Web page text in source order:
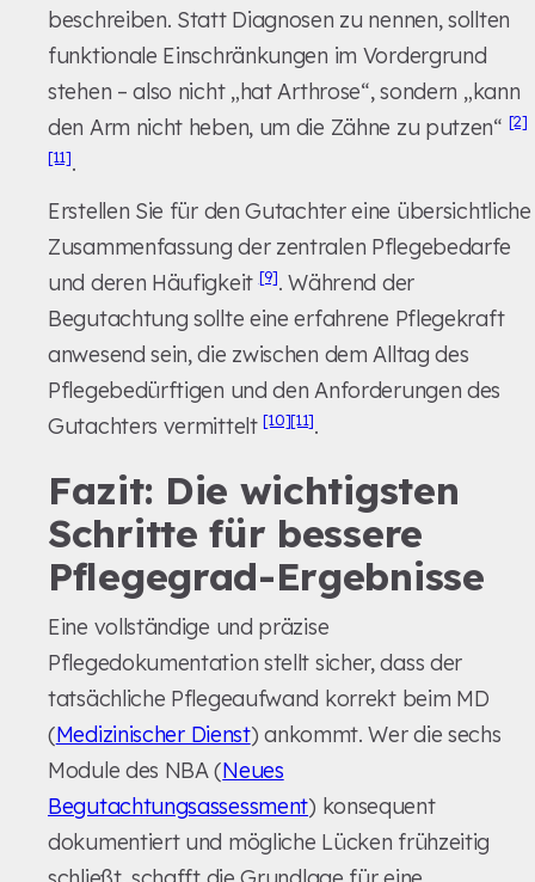
beschreiben. Statt Diagnosen zu nennen, sollten
funktionale Einschränkungen im Vordergrund
stehen – also nicht „hat Arthrose“, sondern „kann
den Arm nicht heben, um die Zähne zu putzen“ [2]
[11].
Erstellen Sie für den Gutachter eine übersichtliche
Zusammenfassung der zentralen Pflegebedarfe
und deren Häufigkeit[9]. Während der
Begutachtung sollte eine erfahrene Pflegekraft
anwesend sein, die zwischen dem Alltag des
Pflegebedürftigen und den Anforderungen des
Gutachters vermittelt[10][11].
Fazit: Die wichtigsten
Schritte für bessere
Pflegegrad-Ergebnisse
Eine vollständige und präzise
Pflegedokumentation stellt sicher, dass der
tatsächliche Pflegeaufwand korrekt beim MD
(Medizinischer Dienst) ankommt. Wer die sechs
Module des NBA (Neues
Begutachtungsassessment) konsequent
dokumentiert und mögliche Lücken frühzeitig